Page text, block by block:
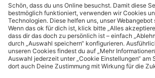
Cookie-Einstellungen
Kundeninformationen